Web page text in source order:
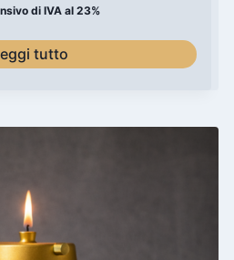
di IVA al 23%
tutto